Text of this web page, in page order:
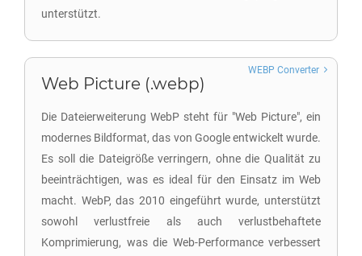
unterstützt.
Web Picture (.webp)
Die Dateierweiterung WebP steht für "Web Picture", ein
modernes Bildformat, das von Google entwickelt wurde.
Es soll die Dateigröße verringern, ohne die Qualität zu
beeinträchtigen, was es ideal für den Einsatz im Web
macht. WebP, das 2010 eingeführt wurde, unterstützt
sowohl verlustfreie als auch verlustbehaftete
Komprimierung, was die Web-Performance verbessert
WEBP Converter